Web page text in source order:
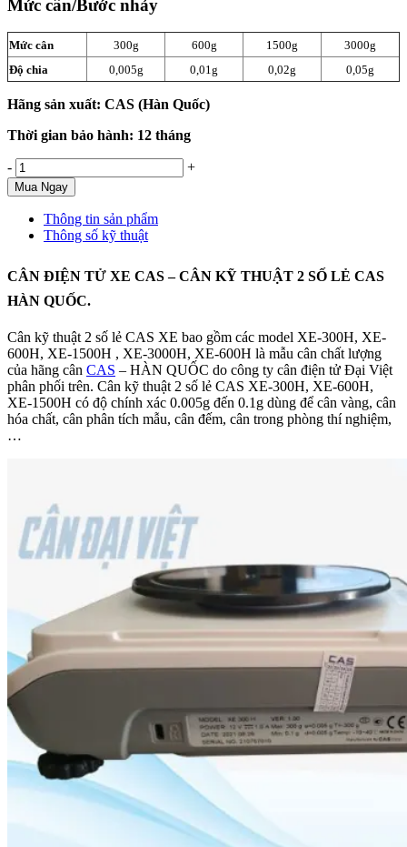
Mức cân/Bước nhảy
Mức cân 300g 600g 1500g
3000g
Độ chia
0,005g 0,01g 0,02g 0,05g
Hãng sản xuất: CAS (Hàn Quốc)
Thời gian bảo hành: 12 tháng
- +
Mua Ngay
Thông tin sản phẩm
Thông số kỹ thuật
CÂN ĐIỆN TỬ XE CAS– CÂN KỸ THUẬT 2 SỐ LẺ CAS
HÀN QUỐC.
Cân kỹ thuật 2 số lẻ CAS XE bao gồm các model XE-300H, XE-
600H, XE-1500H , XE-3000H, XE-600H là mẫu cân chất lượng
của hãng cân CAS – HÀN QUỐC do công ty cân điện tử Đại Việt
phân phối trên. Cân kỹ thuật 2 số lẻ CAS XE-300H, XE-600H,
XE-1500H có độ chính xác 0.005g đến 0.1g dùng để cân vàng, cân
hóa chất, cân phân tích mẫu, cân đếm, cân trong phòng thí nghiệm,
…